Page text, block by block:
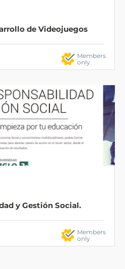
de Videojuegos
Members
only
y Gestión Social.
Members
only